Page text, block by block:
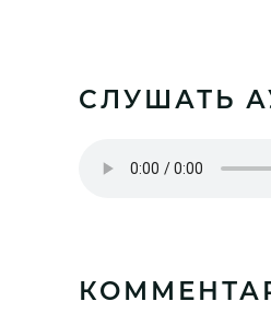
СЛУШАТЬ